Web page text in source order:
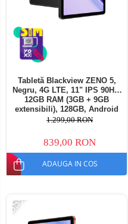
Tabletă Blackview ZENO 5,
Negru, 4G LTE, 11" IPS 90Hz,
12GB RAM (3GB + 9GB
extensibili), 128GB, Android
16, Unisoc T7250, 8300mAh,
SIM
1.299,00 RON
839,00 RON
ADAUGA IN COS
-35%